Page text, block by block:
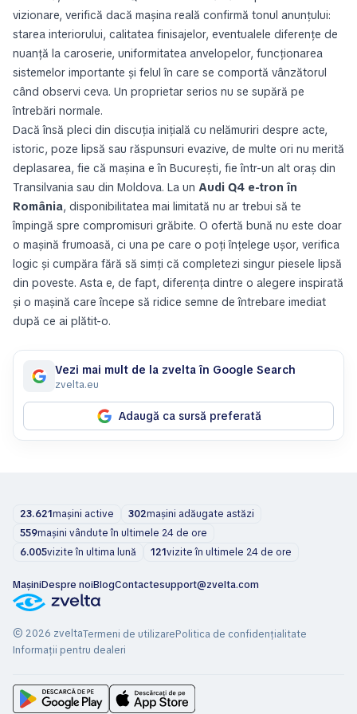
vizionare, verifică dacă mașina reală confirmă tonul anunțului:
starea interiorului, calitatea finisajelor, eventualele diferențe de
nuanță la caroserie, uniformitatea anvelopelor, funcționarea
sistemelor importante și felul în care se comportă vânzătorul
când observi ceva. Un proprietar serios nu se supără pe
întrebări normale.
Dacă însă pleci din discuția inițială cu nelămuriri despre acte,
istoric, poze lipsă sau răspunsuri evazive, de multe ori nu merită
deplasarea, fie că mașina e în București, fie într-un alt oraș din
Transilvania sau din Moldova. La un Audi Q4 e-tron în
România, disponibilitatea mai limitată nu ar trebui să te
împingă spre compromisuri grăbite. O ofertă bună nu este doar
o mașină frumoasă, ci una pe care o poți înțelege ușor, verifica
logic și cumpăra fără să simți că completezi singur piesele lipsă
din poveste. Asta e, de fapt, diferența dintre o alegere inspirată
și o mașină care începe să ridice semne de întrebare imediat
după ce ai plătit-o.
Vezi mai mult de la zvelta în Google Search
zvelta.eu
Adaugă ca sursă preferată
23.621mașini active 302mașini adăugate astăzi
559mașini vândute în ultimele 24 de ore
6.005vizite în ultima lună 121vizite în ultimele 24 de ore
MașiniDespre noiBlogContactesupport@zvelta.com
© 2026 zveltaTermeni de utilizarePolitica de confidențialitate
Informații pentru dealeri